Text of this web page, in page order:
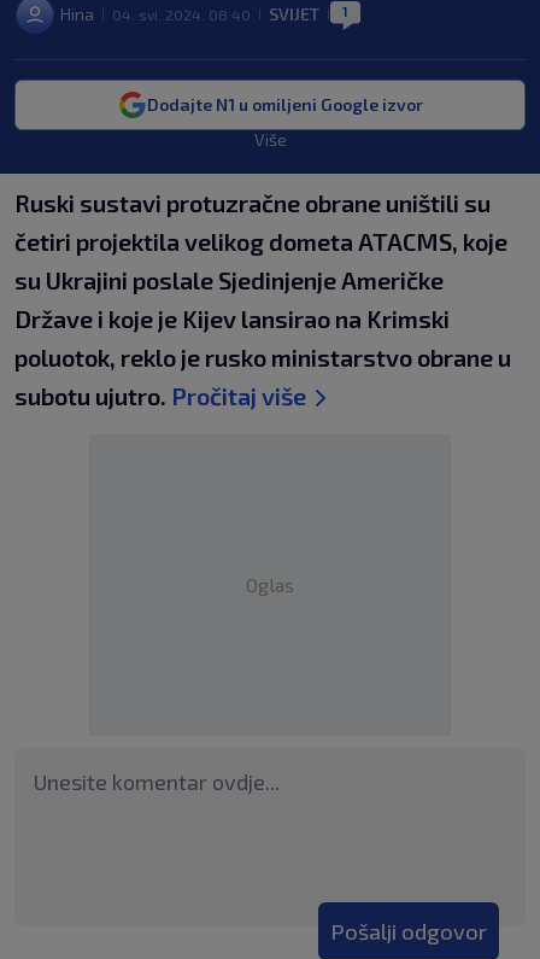
Hina 04. svi. 2024. 08:40 SVIJET 1
Dodajte N1 u omiljeni Google izvor
Više
Ruski sustavi protuzračne obrane uništili su
četiri projektila velikog dometa ATACMS, koje
su Ukrajini poslale Sjedinjenje Američke
Države i koje je Kijev lansirao na Krimski
poluotok, reklo je rusko ministarstvo obrane u
subotu ujutro. Pročitaj više
Oglas
Pošalji odgovor